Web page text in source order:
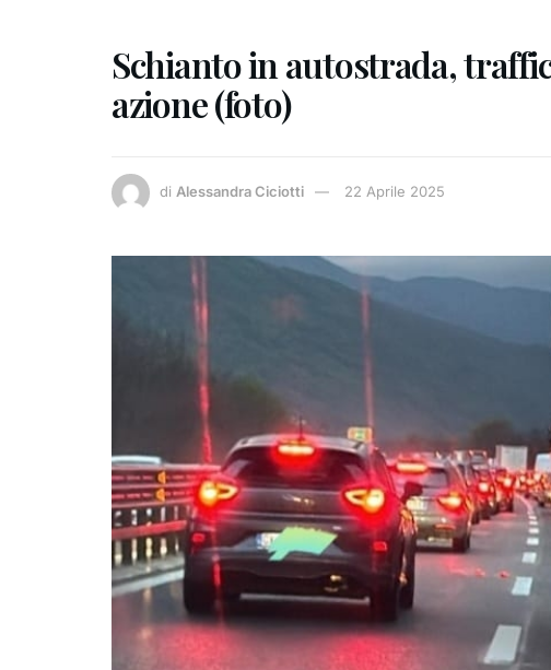
Schianto in autostrada,
azione (foto)
di Alessandra Ciciotti 22 Aprile 2025